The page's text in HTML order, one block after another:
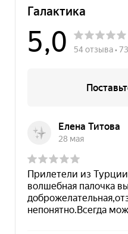
КОНТАКТЫ
НОВОСТИ